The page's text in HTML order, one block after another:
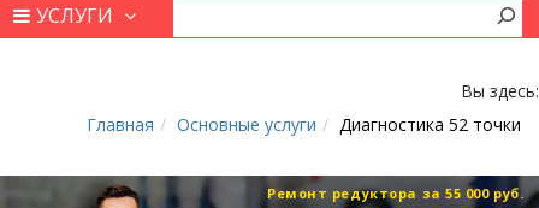
УСЛУГИ
Вы здесь:
Главная
Основные услуги Диагностика 52 точки
Ремонт редуктора за 55 000 руб.